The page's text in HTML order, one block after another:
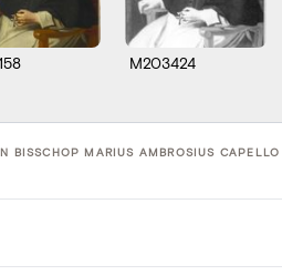
M203424
BISSCHOP MARIUS AMBROSIUS